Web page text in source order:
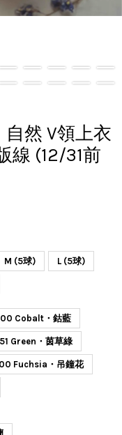
然 V領上衣
線 (12/31前
M (5球) L (5球)
Cobalt・鈷藍
Green・茵草綠
Fuchsia・吊鐘花